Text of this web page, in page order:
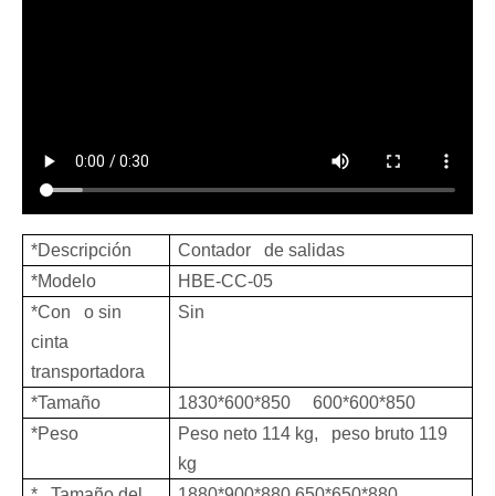
*Descripción
Contador de salidas
*Modelo
HBE-CC-05
*Con o sin
cinta
transportadora
Sin
*Tamaño
1830*600*850 600*600*850
*Peso
Peso neto 114 kg, peso bruto 119
kg